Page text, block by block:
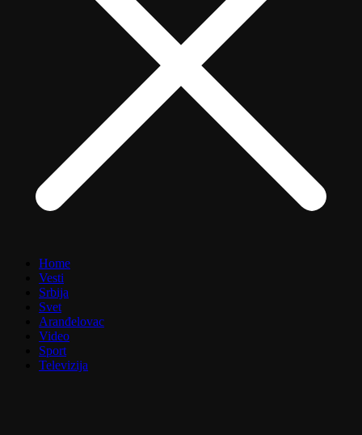
Home
Vesti
Srbija
Svet
Aranđelovac
Video
Sport
Televizija